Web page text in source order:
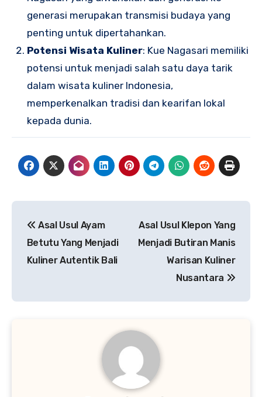
generasi merupakan transmisi budaya yang
penting untuk dipertahankan.
Potensi Wisata Kuliner: Kue Nagasari memiliki
potensi untuk menjadi salah satu daya tarik
dalam wisata kuliner Indonesia,
memperkenalkan tradisi dan kearifan lokal
kepada dunia.
pos
Asal Usul Ayam
Betutu Yang Menjadi
Kuliner Autentik Bali
Asal Usul Klepon Yang
Menjadi Butiran Manis
Warisan Kuliner
Nusantara